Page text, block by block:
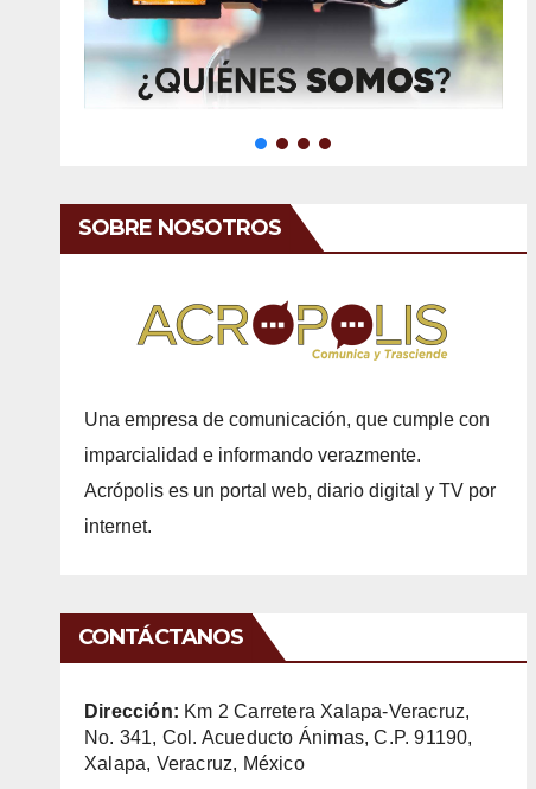
SOBRE NOSOTROS
Una empresa de comunicación, que cumple con
imparcialidad e informando verazmente.
Acrópolis es un portal web, diario digital y TV por
internet.
CONTÁCTANOS
Dirección: Km 2 Carretera Xalapa-Veracruz,
No. 341, Col. Acueducto Ánimas, C.P. 91190,
Xalapa, Veracruz, México